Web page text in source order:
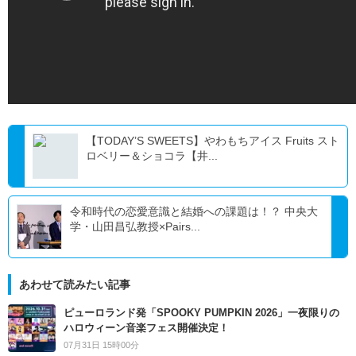
【TODAY’S SWEETS】やわもちアイス Fruits スト
ロベリー＆ショコラ【井...
令和時代の恋愛意識と結婚への課題は！？ 中央大
学・山田昌弘教授×Pairs...
あわせて読みたい記事
ピューロランド発「SPOOKY PUMPKIN 2026」一夜限りの
ハロウィーン音楽フェス開催決定！
07月31日 15時00分